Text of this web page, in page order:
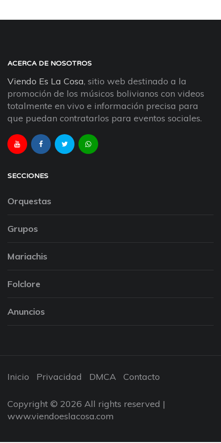
ACERCA DE NOSOTROS
Viendo Es La Cosa, sitio web destinado a la
promoción de los músicos bolivianos con videos
totalmente en vivo e información precisa para
que puedan contratarlos para eventos sociales.
SECCIONES
Orquestas
Grupos
Mariachis
Folclore
Anuncios
Inicio Privacidad DMCA Contacto
Copyright © 2026 All rights reserved |
www.viendoeslacosa.com